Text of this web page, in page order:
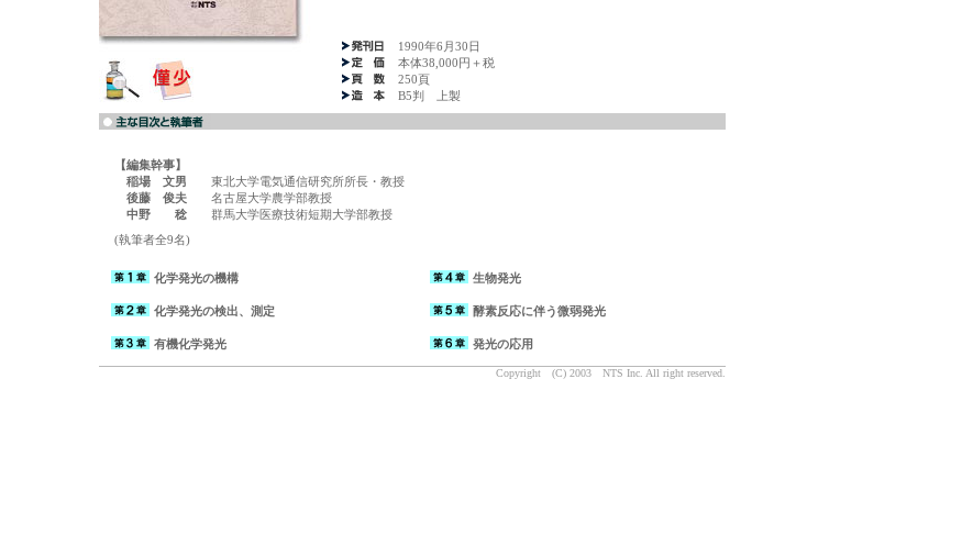
1990年6月30日
本体38,000円＋税
250頁
B5判 上製
【編集幹事】
稲場 文男 東北大学電気通信研究所所長・教授
後藤 俊夫 名古屋大学農学部教授
中野 稔 群馬大学医療技術短期大学部教授
(執筆者全9名)
化学発光の機構 生物発光
化学発光の検出、測定 酵素反応に伴う微弱発光
有機化学発光 発光の応用
Copyright (C) 2003 NTS Inc. All right reserved.